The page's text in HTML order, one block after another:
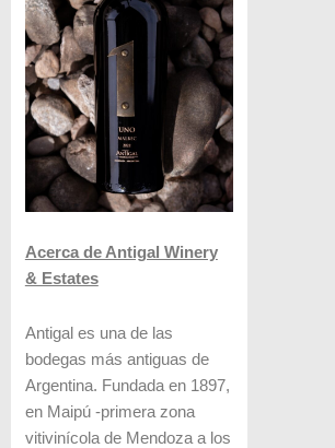
Acerca de Antigal Winery
& Estates
Antigal es una de las
bodegas más antiguas de
Argentina. Fundada en 1897,
en Maipú -primera zona
vitivinícola de Mendoza a los